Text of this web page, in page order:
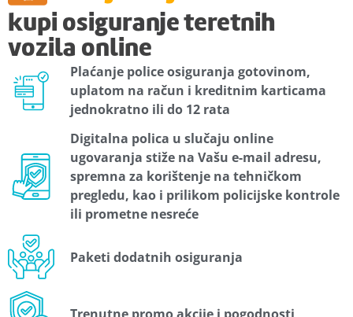
kupi osiguranje teretnih
vozila online
Plaćanje police osiguranja gotovinom,
uplatom na račun i kreditnim karticama
jednokratno ili do 12 rata
Digitalna polica u slučaju online
ugovaranja stiže na Vašu e-mail adresu,
spremna za korištenje na tehničkom
pregledu, kao i prilikom policijske kontrole
ili prometne nesreće
Paketi dodatnih osiguranja